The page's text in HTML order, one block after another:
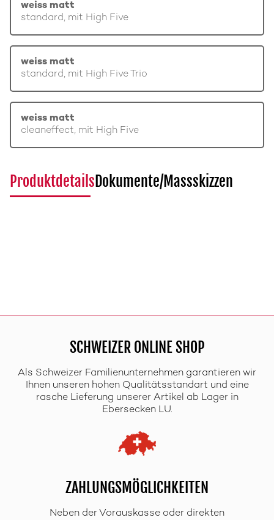
weiss matt
standard, mit High Five
weiss matt
standard, mit High Five Trio
weiss matt
cleaneffect, mit High Five
ProduktdetailsDokumente/Massskizzen
SCHWEIZER ONLINE SHOP
Als Schweizer Familienunternehmen garantieren wir
Ihnen unseren hohen Qualitätsstandart und eine
rasche Lieferung unserer Artikel ab Lager in
Ebersecken LU.
ZAHLUNGSMÖGLICHKEITEN
Neben der Vorauskasse oder direkten